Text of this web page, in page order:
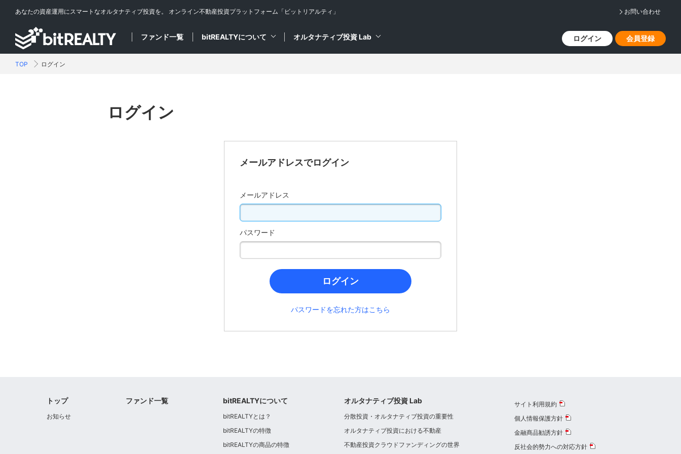
あなたの資産運用にスマートなオルタナティブ投資を。 オンライン不動産投資プラットフォーム 「ビットリアルティ」 お問い合わせ
ファンド一覧 bitREALTYについて オルタナティブ投資 Lab ログイン 会員登録
TOP ログイン
ログイン
メールアドレスでログイン
メールアドレス
パスワード
ログイン
パスワードを忘れた方はこちら
トップ
お知らせ
ファンド一覧 bitREALTYについて
bitREALTYとは？
bitREALTYの特徴
bitREALTYの商品の特徴
オルタナティブ投資 Lab
分散投資・オルタナティブ投資の重要性
オルタナティブ投資における不動産
不動産投資クラウドファンディングの世界
サイト利用規約
個人情報保護方針
金融商品勧誘方針
反社会的勢力への対応方針